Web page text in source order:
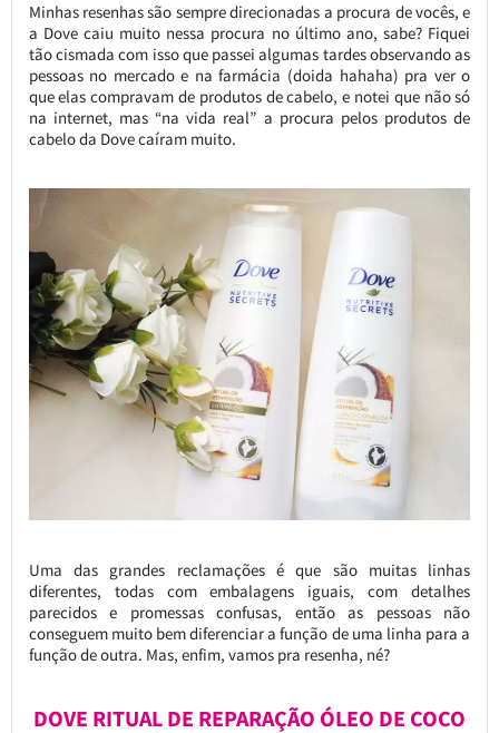
Minhas resenhas são sempre direcionadas a procura de vocês, e
a Dove caiu muito nessa procura no último ano, sabe? Fiquei
tão cismada com isso que passei algumas tardes observando as
pessoas no mercado e na farmácia (doida hahaha) pra ver o
que elas compravam de produtos de cabelo, e notei que não só
na internet, mas “na vida real” a procura pelos produtos de
cabelo da Dove caíram muito.
Uma das grandes reclamações é que são muitas linhas
diferentes, todas com embalagens iguais, com detalhes
parecidos e promessas confusas, então as pessoas não
conseguem muito bem diferenciar a função de uma linha para a
função de outra. Mas, enfim, vamos pra resenha, né?
DOVE RITUAL DE REPARAÇÃO ÓLEO DE COCO